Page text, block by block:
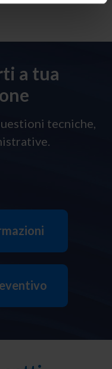
a tua
tecniche,